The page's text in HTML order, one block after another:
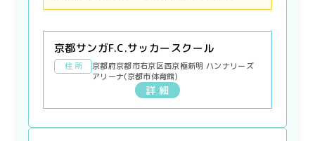
京都サンガF.C.サッカースクール
住 所
京都府京都市右京区西京極新明 ハンナリーズ
アリーナ(京都市体育館)
詳 細